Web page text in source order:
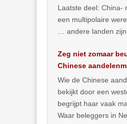
Laatste deel: China-
een multipolaire
… andere landen zijn
Zeg niet zomaar
Chinese
Wie de Chinese
bekijkt door een
begrijpt haar vaak
Waar beleggers in